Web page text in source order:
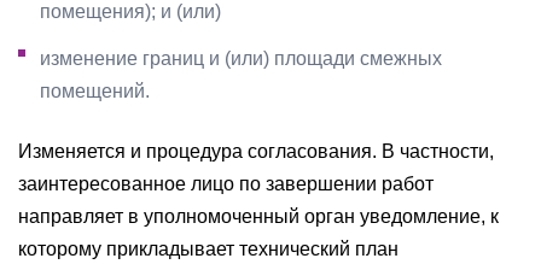
помещения); и (или)
изменение границ и (или) площади смежных
помещений.
Изменяется и процедура согласования. В частности,
заинтересованное лицо по завершении работ
направляет в уполномоченный орган уведомление, к
которому прикладывает технический план